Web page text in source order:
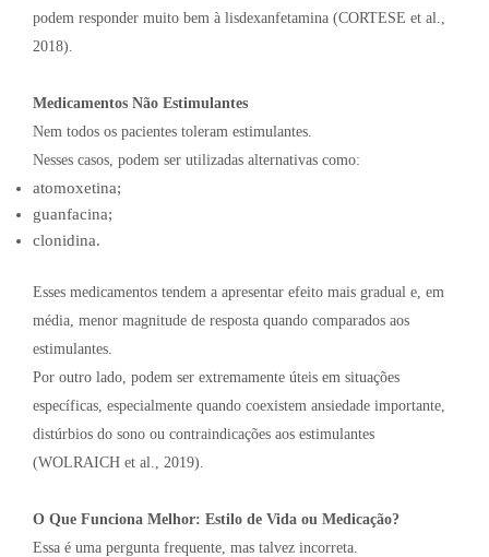
podem responder muito bem à lisdexanfetamina (CORTESE et al.,
2018).
Medicamentos Não Estimulantes
Nem todos os pacientes toleram estimulantes.
Nesses casos, podem ser utilizadas alternativas como:
atomoxetina;
guanfacina;
clonidina.
Esses medicamentos tendem a apresentar efeito mais gradual e, em
média, menor magnitude de resposta quando comparados aos
estimulantes.
Por outro lado, podem ser extremamente úteis em situações
específicas, especialmente quando coexistem ansiedade importante,
distúrbios do sono ou contraindicações aos estimulantes
(WOLRAICH et al., 2019).
O Que Funciona Melhor: Estilo de Vida ou Medicação?
Essa é uma pergunta frequente, mas talvez incorreta.